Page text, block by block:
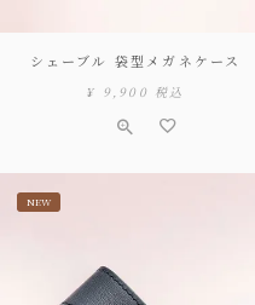
シェーブル 袋型メガネケース
¥ 9,900 税込
NEW